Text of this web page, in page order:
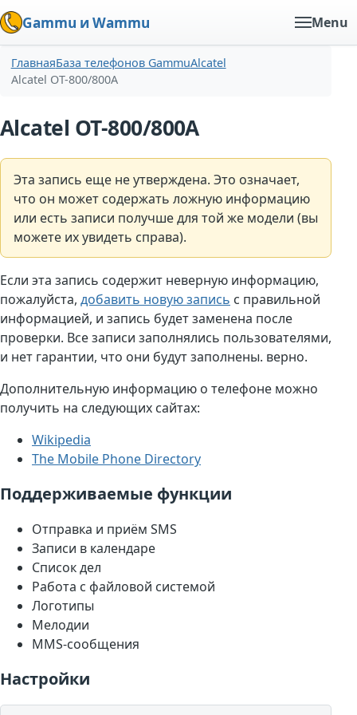
Gammu и Wammu Menu
ГлавнаяБаза телефонов GammuAlcatel
Alcatel OT-800/800A
Alcatel OT-800/800A
Эта запись еще не утверждена. Это означает,
что он может содержать ложную информацию
или есть записи получше для той же модели (вы
можете их увидеть справа).
Если эта запись содержит неверную информацию,
пожалуйста, добавить новую запись с правильной
информацией, и запись будет заменена после
проверки. Все записи заполнялись пользователями,
и нет гарантии, что они будут заполнены. верно.
Дополнительную информацию о телефоне можно
получить на следующих сайтах:
Wikipedia
The Mobile Phone Directory
Поддерживаемые функции
Отправка и приём SMS
Записи в календаре
Список дел
Работа с файловой системой
Логотипы
Мелодии
MMS-сообщения
Настройки